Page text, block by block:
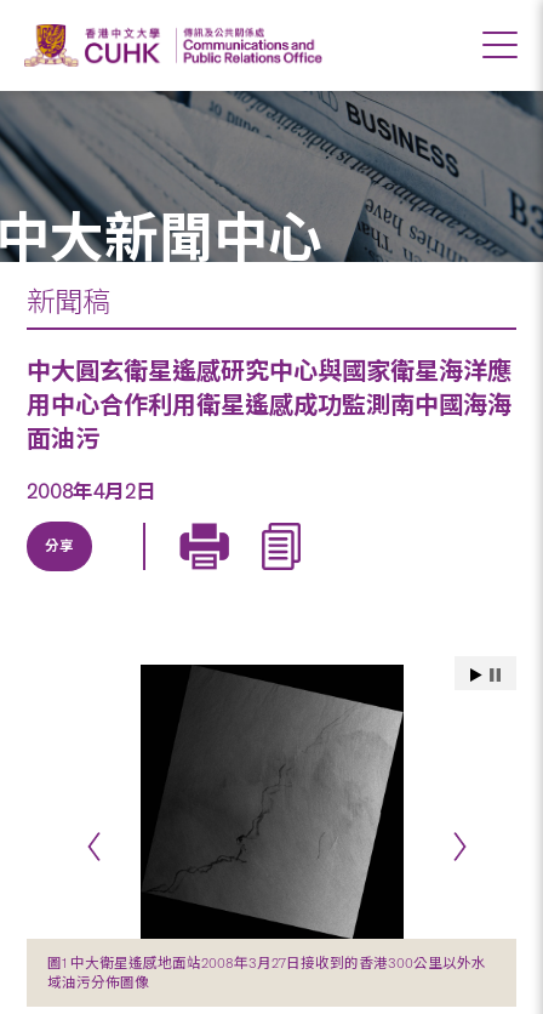
大新聞中心
新聞稿
中大圓玄衛星遙感研究中心與國家衛星海洋應
用中心合作利用衛星遙感成功監測南中國海海
面油污
2008年4月2日
分享
圖1 中大衛星遙感地面站2008年3月27日接收到的香港300公里以外水
域油污分佈圖像